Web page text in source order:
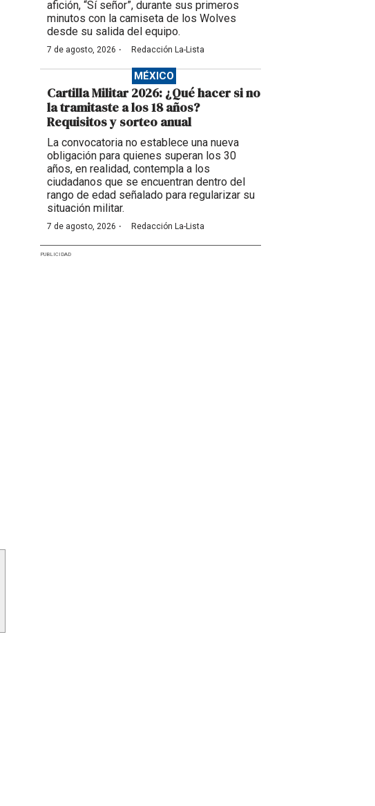
afición, “Sí señor”, durante sus primeros
minutos con la camiseta de los Wolves
desde su salida del equipo.
7 de agosto, 2026 · Redacción La-Lista
MÉXICO
Cartilla Militar 2026: ¿Qué hacer si no
la tramitaste a los 18 años?
Requisitos y sorteo anual
La convocatoria no establece una nueva
obligación para quienes superan los 30
años, en realidad, contempla a los
ciudadanos que se encuentran dentro del
rango de edad señalado para regularizar su
situación militar.
7 de agosto, 2026 · Redacción La-Lista
PUBLICIDAD